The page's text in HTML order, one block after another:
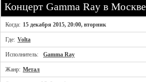
Концерт Gamma Ray в Москве
Когда: 15 декабря 2015, 20:00, вторник
Где: Volta
Исполнитель: Gamma Ray
Жанр: Метал